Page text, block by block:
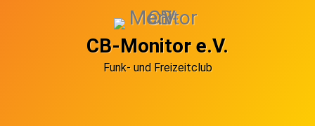
CB-Monitor e.V.
Funk- und Freizeitclub